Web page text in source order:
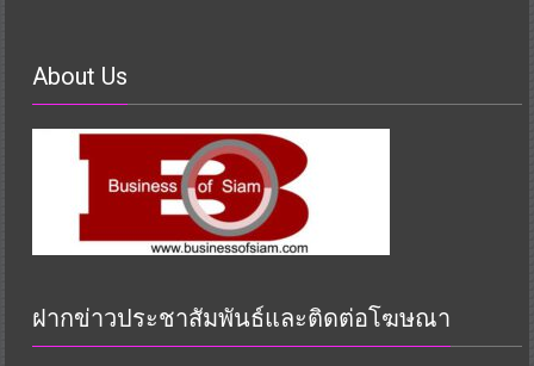
About Us
ฝากข่าวประชาสัมพันธ์และติดต่อโฆษณา